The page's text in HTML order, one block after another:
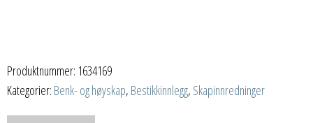
Produktnummer: 1634169
Kategorier: Benk- og høyskap, Bestikkinnlegg, Skapinnredninger